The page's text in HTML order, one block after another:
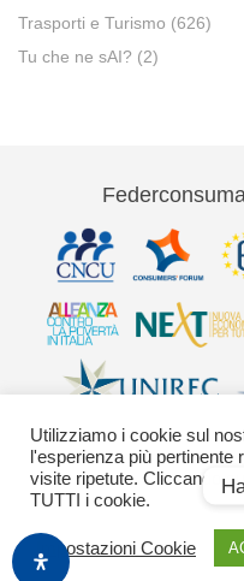
Trasporti e Turismo (626)
Tu che ne sAI? (2)
42020755-9
42020755
Utilizziamo i cookie sul
l'esperienza più pertinente
visite ripetute. Cliccando
TUTTI i cookie.
Impostazioni Cookie